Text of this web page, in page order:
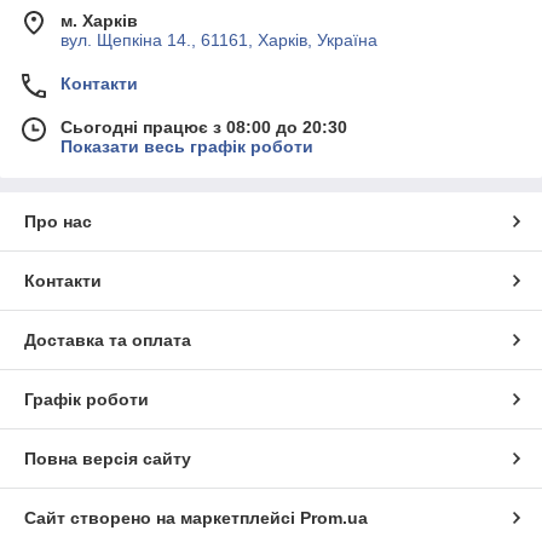
м. Харків
вул. Щепкіна 14., 61161, Харків, Україна
Контакти
Сьогодні працює з 08:00 до 20:30
Показати весь графік роботи
Про нас
Контакти
Доставка та оплата
Графік роботи
Повна версія сайту
Сайт створено на маркетплейсі Prom.ua